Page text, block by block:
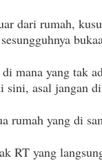
dari rumah,
mana yang tak
sini, asal jangan
rumah yang di
RT yang